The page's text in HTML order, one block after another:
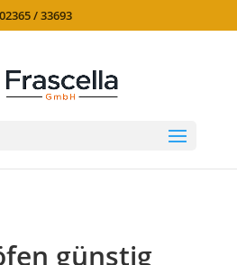
02365 / 33693
günstig